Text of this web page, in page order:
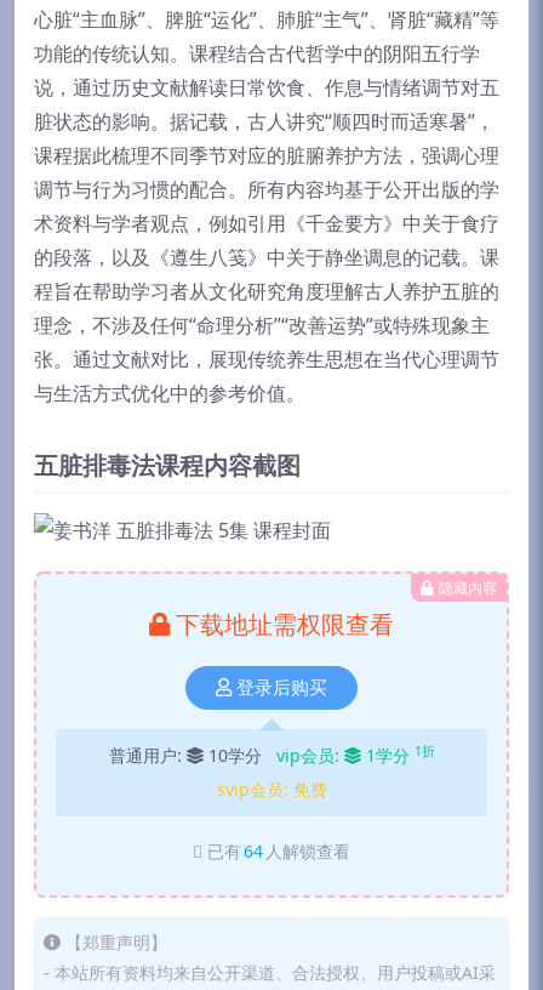
心脏“主血脉”、脾脏“运化”、肺脏“主气”、肾脏“藏精”等
功能的传统认知。课程结合古代哲学中的阴阳五行学
说，通过历史文献解读日常饮食、作息与情绪调节对五
脏状态的影响。据记载，古人讲究“顺四时而适寒暑”，
课程据此梳理不同季节对应的脏腑养护方法，强调心理
调节与行为习惯的配合。所有内容均基于公开出版的学
术资料与学者观点，例如引用《千金要方》中关于食疗
的段落，以及《遵生八笺》中关于静坐调息的记载。课
程旨在帮助学习者从文化研究角度理解古人养护五脏的
理念，不涉及任何“命理分析”“改善运势”或特殊现象主
张。通过文献对比，展现传统养生思想在当代心理调节
与生活方式优化中的参考价值。
五脏排毒法课程内容截图
隐藏内容
下载地址需权限查看
登录后购买
普通用户: 10学分 vip会员: 1学分 1折
svip会员: 免费
已有64 人解锁查看
【郑重声明】
- 本站所有资料均来自公开渠道、合法授权、用户投稿或AI采